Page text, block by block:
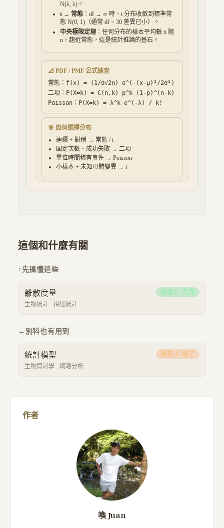
N(λ, λ)。
t → 常態 ：df → ∞ 時，t 分布收斂到標準常
態 N(0, 1)（通常 df > 30 差異已小）。
中央極限定理 ：任何分布的樣本平均數 x̄ 隨
n ↑ 趨近常態，這是統計推論的基石。
📐 PDF / PMF 公式速查
常態：f(x) = (1/σ√2π) e^(-(x-μ)²/2σ²)
二項：P(X=k) = C(n,k) p^k (1-p)^(n-k)
Poisson：P(X=k) = λ^k e^(-λ) / k!
🎯 如何選擇分布
連續 + 對稱 → 常態 / t
固定次數、成功失敗 → 二項
單位時間稀有事件 → Poisson
小樣本 + 未知母體變異 → t
這個和什麼有關
↑ 先搞懂這些
離散度量
生物統計 · 描述統計
難度 1 · 入門
↔ 別科也有用到
統計模型
生物資訊學 · 網路分析
難度 4 · 專業
作者
喚 Juan